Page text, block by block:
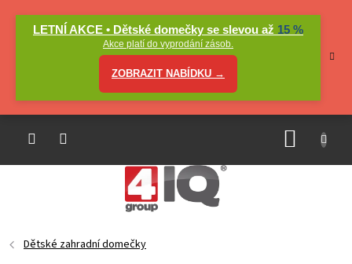
LETNÍ AKCE • Dětské domečky se slevou až 15 %
Akce platí do vyprodání zásob.
ZOBRAZIT NABÍDKU →
Dětské zahradní domečky